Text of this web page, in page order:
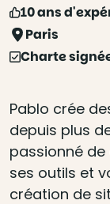
10 ans
Paris
Charte
Pablo crée
depuis plus
passionné
ses outils et
création de